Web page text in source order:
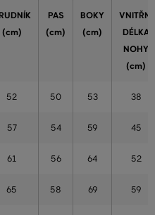
(cm)
PAS
(cm)
BOKY
(cm)
VNITŘNÍ
DÉLKA
NOHY
(cm)
52 50 53 38
57 54 59 45
61 56 64 52
65 58 69 59